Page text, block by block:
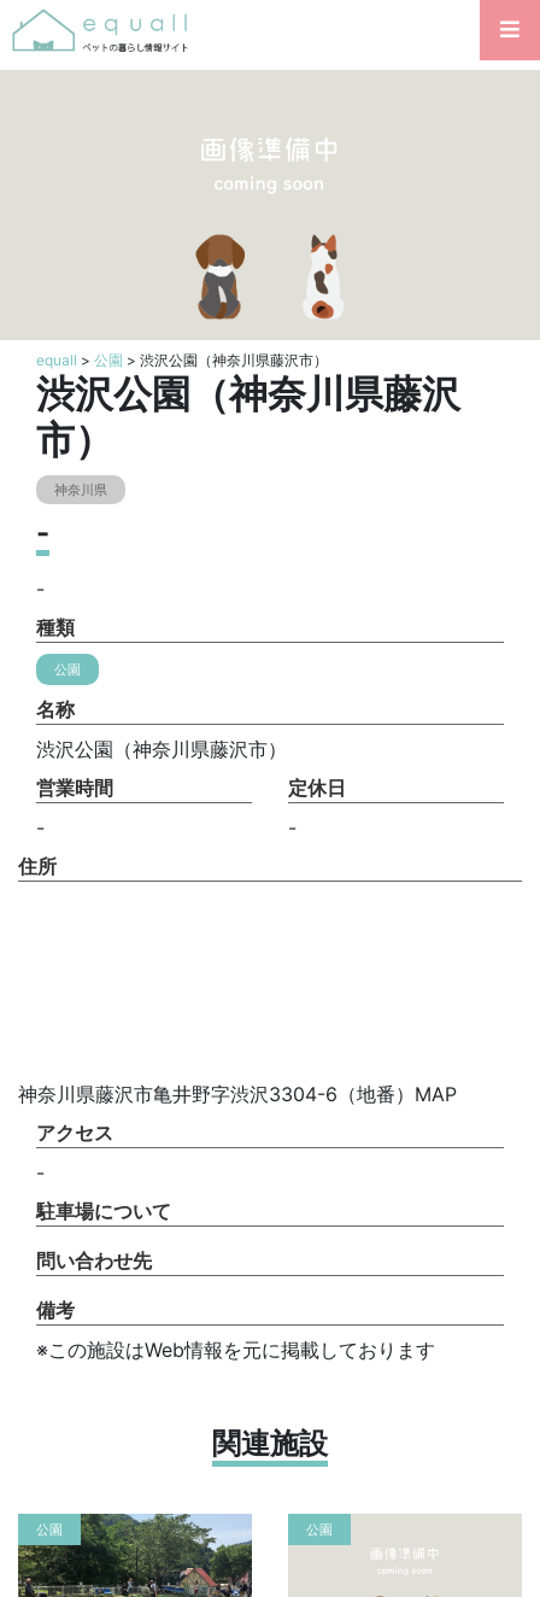
equall > 公園 > 渋沢公園（神奈川県藤沢市）
渋沢公園（神奈川県藤沢
市）
神奈川県
-
-
種類
公園
名称
渋沢公園（神奈川県藤沢市）
営業時間
-
定休日
-
住所
神奈川県藤沢市亀井野字渋沢3304-6（地番）MAP
アクセス
-
駐車場について
問い合わせ先
備考
※この施設はWeb情報を元に掲載しております
関連施設
公園 公園